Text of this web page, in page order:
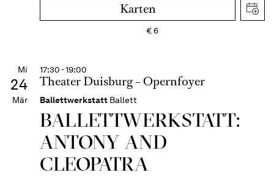
Karten
€6
Mi
24
Mär
17:30 - 19:00
Theater Duisburg – Opernfoyer
Ballettwerkstatt Ballett
BALLETT­WERKSTATT:
ANTONY AND
CLEOPATRA